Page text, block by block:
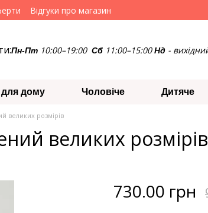
Відгуки про магазин
Пн-Пт 10:00–19:00 Сб 11:00–15:00Нд -
для дому Чоловіче Дитяче
великих розмірів
великих розмірів
730.00 грн